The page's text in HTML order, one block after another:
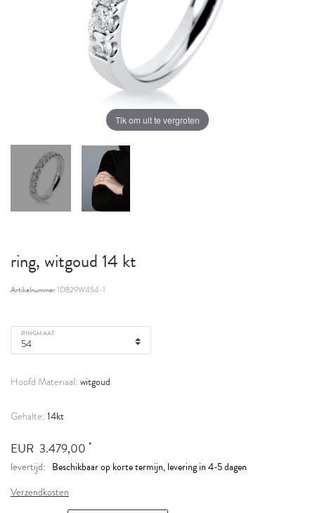
Tik om uit te vergroten
ring, witgoud 14 kt
Artikelnummer1D829W454-1
RINGMAAT
Hoofd Materiaal: witgoud
Gehalte: 14kt
EUR 3.479,00 *
levertijd: Beschikbaar op korte termijn, levering in 4-5 dagen
Verzendkosten